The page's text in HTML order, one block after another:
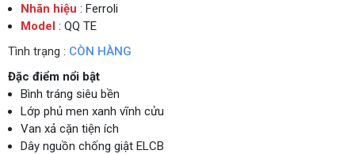
Nhãn hiệu : Ferroli
Model : QQ TE
Tình trạng : CÒN HÀNG
Đặc điểm nổi bật
Bình tráng siêu bền
Lớp phủ men xanh vĩnh cửu
Van xả cặn tiện ích
Dây nguồn chống giật ELCB